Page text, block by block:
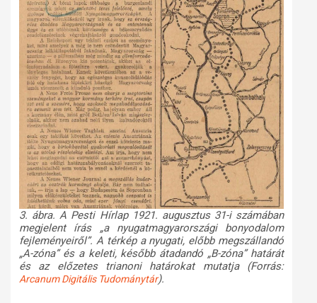
3. ábra. A Pesti Hírlap 1921. augusztus 31-i számában
megjelent írás „a nyugatmagyarországi bonyodalom
fejleményeiről”. A térkép a nyugati, előbb megszállandó
„A-zóna” és a keleti, később átadandó „B-zóna” határát
és az előzetes trianoni határokat mutatja (Forrás:
Arcanum Digitális Tudománytár).